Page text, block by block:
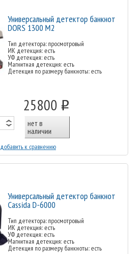
Универсальный детектор банкнот
DORS 1300 М2
Тип детектора: просмотровый
ИК детекция: есть
УФ детекция: есть
Магнитная детекция: есть
Детекция по размеру банкноты: есть
25800 o
нет в
наличии
добавить к сравнению
Универсальный детектор банкнот
Cassida D-6000
Тип детектора: просмотровый
ИК детекция: есть
УФ детекция: есть
Магнитная детекция: есть
Детекция по размеру банкноты: есть